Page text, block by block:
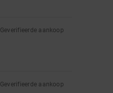
Geverifieerde aankoop
Geverifieerde aankoop